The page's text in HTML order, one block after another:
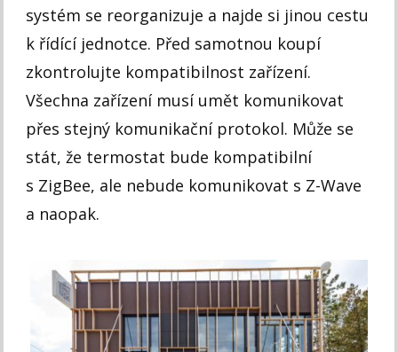
systém se reorganizuje a najde si jinou cestu
k řídící jednotce. Před samotnou koupí
zkontrolujte kompatibilnost zařízení.
Všechna zařízení musí umět komunikovat
přes stejný komunikační protokol. Může se
stát, že termostat bude kompatibilní
s ZigBee, ale nebude komunikovat s Z-Wave
a naopak.